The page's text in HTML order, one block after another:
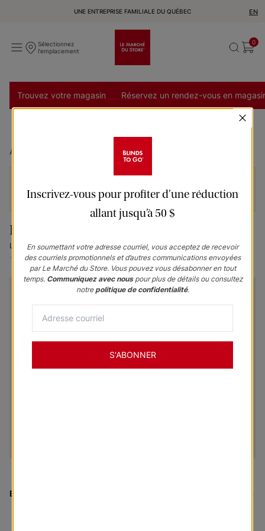
EN
UNE ENTREPRISE FAMILIALE DU QUÉBEC
Sélectionnez
l'emplacement
0
Trouvez votre magasin Réservez un rendez-vous en
Accueil Panneaux coulissants Leyton Roller Fabric - Swan
de livraison et peuvent varier selon la région.
Panneaux coulissants
Leyton swan
En vendette
Inscrivez-vous pour profiter d’une réduction
allant jusqu’à 50 $
En soumettant votre adresse courriel, vous acceptez de recevoir
des courriels promotionnels et d’autres communications envoyées
par Le Marché du Store. Vous pouvez vous désabonner en tout
temps. Communiquez avec nouspour plus de détails ou consultez
notre politique de confidentialité.
S'ABONNER